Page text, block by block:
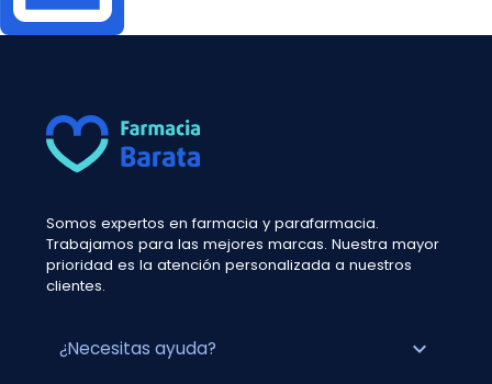
Somos expertos en farmacia y parafarmacia.
Trabajamos para las mejores marcas. Nuestra mayor
prioridad es la atención personalizada a nuestros
clientes.
¿Necesitas ayuda? expand_more